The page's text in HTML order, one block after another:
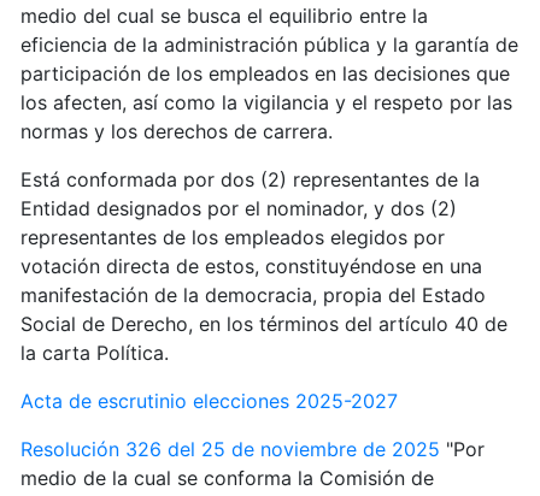
medio del cual se busca el equilibrio entre la
eficiencia de la administración pública y la garantía de
participación de los empleados en las decisiones que
los afecten, así como la vigilancia y el respeto por las
normas y los derechos de carrera.
Está conformada por dos (2) representantes de la
Entidad designados por el nominador, y dos (2)
representantes de los empleados elegidos por
votación directa de estos, constituyéndose en una
manifestación de la democracia, propia del Estado
Social de Derecho, en los términos del artículo 40 de
la carta Política.
Acta de escrutinio elecciones 2025-2027
Resolución 326 del 25 de noviembre de 2025 "Por
medio de la cual se conforma la Comisión de